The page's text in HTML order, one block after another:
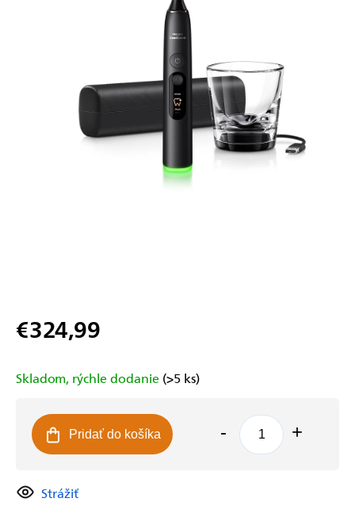
€324,99
cena:
Skladom, rýchle dodanie (>5 ks)
Pridať do košíka
Strážiť